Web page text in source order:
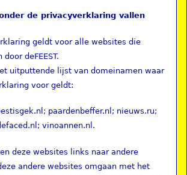
de privacyverklaring vallen
geldt voor alle websites die
deFEEST.
uitputtende lijst van domeinamen waar
voor geldt:
paardenbeffer.nl; nieuws.ru;
vinoannen.nl.
deze websites links naar andere
andere websites omgaan met het